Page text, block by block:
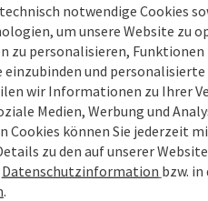
notwendige Cookies
um unsere Website zu
zu personalisieren,
und personalisierte
wir Informationen zu Ihrer
Medien, Werbung und
können Sie jederzeit
zu den auf unserer Website
Datenschutzinformation bzw. in
.